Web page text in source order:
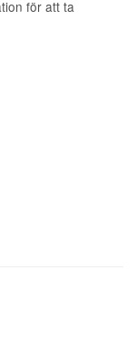
för att ta